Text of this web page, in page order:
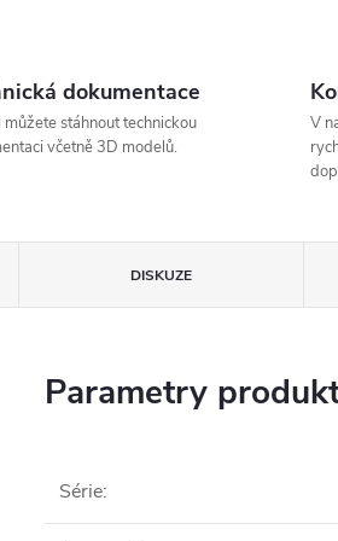
dokumentace
můžete stáhnout technickou
včetně 3D modelů.
V
DISKUZE
Parametry
Série: